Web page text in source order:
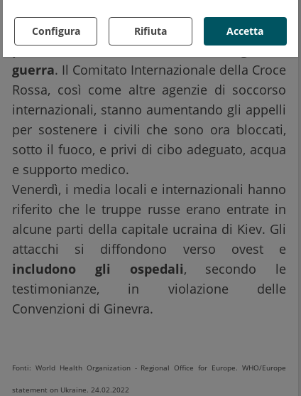
Configura Rifiuta Accetta
44 milioni di abitanti dell'Ucraina,
potrebbero ritrovarsi ad essere rifugiati di
guerra. Il Comitato Internazionale della Croce
Rossa, così come altre agenzie di soccorso
internazionali, stanno aumentando gli appelli
per sostenere i civili che sono ora bloccati,
sotto il fuoco, e privi di cibo adeguato, acqua
e supporto medico.
Venerdì, i media locali e internazionali hanno
riferito che le truppe russe erano entrate in
alcune parti della capitale ucraina di Kiev. Gli
attacchi si diffondono verso ovest e
includono gli ospedali, secondo le
testimonianze, in violazione delle
Convenzioni di Ginevra.
Fonti: World Health Organization - Regional Office for Europe. WHO/Europe
statement on Ukraine. 24.02.2022